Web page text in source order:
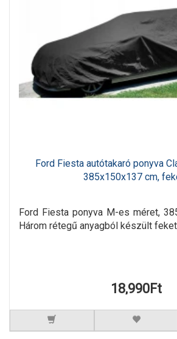
Ford Fiesta autótakaró ponyva
385x150x137 cm,
Ford Fiesta ponyva M-es méret,
Három rétegű anyagból készült
18,990Ft